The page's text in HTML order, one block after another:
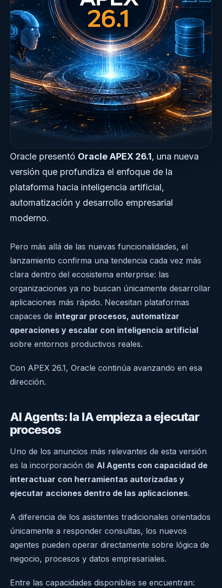
Oracle presentó Oracle APEX 26.1, una nueva
versión que profundiza el enfoque de la
plataforma hacia inteligencia artificial,
automatización y desarrollo empresarial
moderno.
Pero más allá de las nuevas funcionalidades, el
lanzamiento confirma una tendencia cada vez más
clara dentro del ecosistema enterprise: las
organizaciones ya no buscan únicamente desarrollar
aplicaciones más rápido. Necesitan plataformas
capaces de integrar procesos, automatizar
operaciones y escalar con inteligencia artificial
sobre entornos productivos reales.
Con APEX 26.1, Oracle continúa avanzando en esa
dirección.
AI Agents: la IA empieza a ejecutar
procesos
Uno de los anuncios más relevantes de esta versión
es la incorporación de AI Agents con capacidad de
interactuar con herramientas autorizadas y
ejecutar acciones dentro de las aplicaciones.
A diferencia de los asistentes tradicionales orientados
únicamente a responder consultas, los nuevos
agentes pueden operar directamente sobre lógica de
negocio, procesos y datos empresariales.
Entre las capacidades disponibles se encuentran: